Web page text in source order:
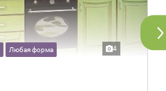
Любая форма 4